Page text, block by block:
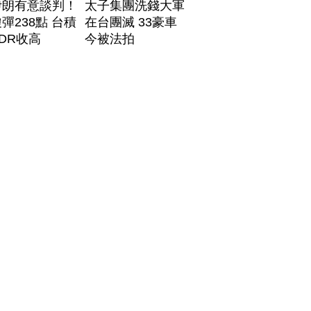
有意談判！
238點 台積
收高
太子集團洗錢大軍
在台團滅 33豪車
今被法拍